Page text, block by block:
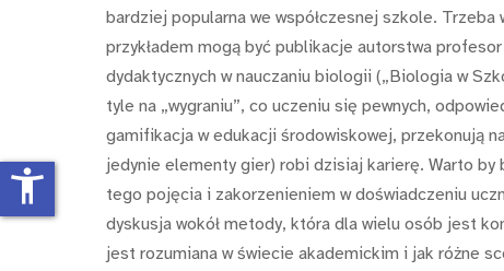
bardziej popularna we współczesnej szkole.
przykładem mogą być publikacje autorstwa
dydaktycznych w nauczaniu biologii („Biologia w
tyle na „wygraniu”, co uczeniu się pewnych,
gamifikacja w edukacji środowiskowej, przekonują
jedynie elementy gier) robi dzisiaj karierę. Warto by
tego pojęcia i zakorzenieniem w doświadczeniu
dyskusja wokół metody, która dla wielu osób jest
jest rozumiana w świecie akademickim i jak różne
accessibility_new